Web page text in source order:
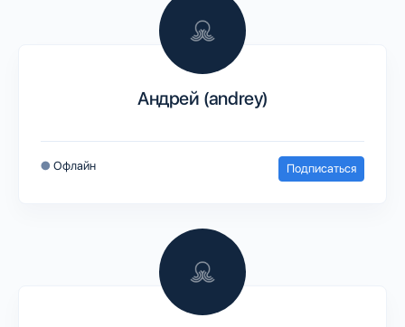
Андрей (andrey)
● Офлайн Подписаться